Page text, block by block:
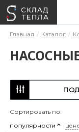
Главная Каталог
Сортировать по:
популярности